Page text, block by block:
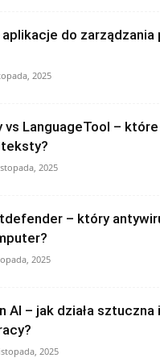
do zarządzania
2025
vs LanguageTool –
2025
– który
2025
AI – jak działa
2025